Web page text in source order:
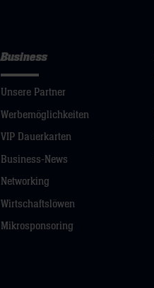
Business
Unsere Partner
Werbemöglichkeiten
VIP Dauerkarten
Business-News
Networking
Wirtschaftslöwen
Mikrosponsoring